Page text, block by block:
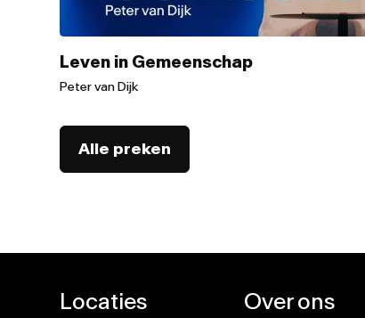
Leven in Gemeenschap
Peter van Dijk
Alle preken
Locaties Over ons